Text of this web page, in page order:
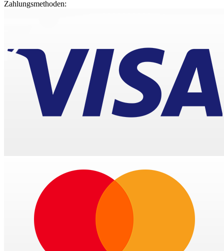
Zahlungsmethoden: